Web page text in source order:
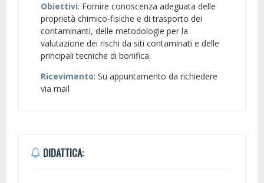
Obiettivi: Fornire conoscenza adeguata delle
proprietà chimico-fisiche e di trasporto dei
contaminanti, delle metodologie per la
valutazione dei rischi da siti contaminati e delle
principali tecniche di bonifica.
Ricevimento: Su appuntamento da richiedere
via mail
DIDATTICA: